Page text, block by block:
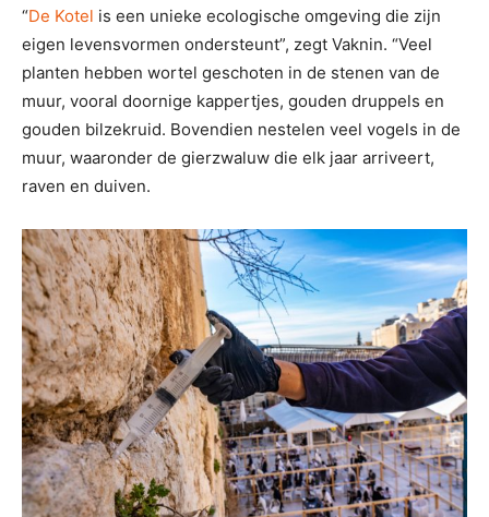
“De Kotel is een unieke ecologische omgeving die zijn
eigen levensvormen ondersteunt”, zegt Vaknin. “Veel
planten hebben wortel geschoten in de stenen van de
muur, vooral doornige kappertjes, gouden druppels en
gouden bilzekruid. Bovendien nestelen veel vogels in de
muur, waaronder de gierzwaluw die elk jaar arriveert,
raven en duiven.